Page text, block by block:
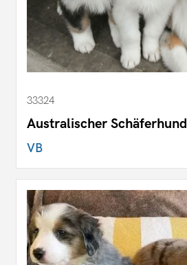
33324
Australischer Schäferhund
VB